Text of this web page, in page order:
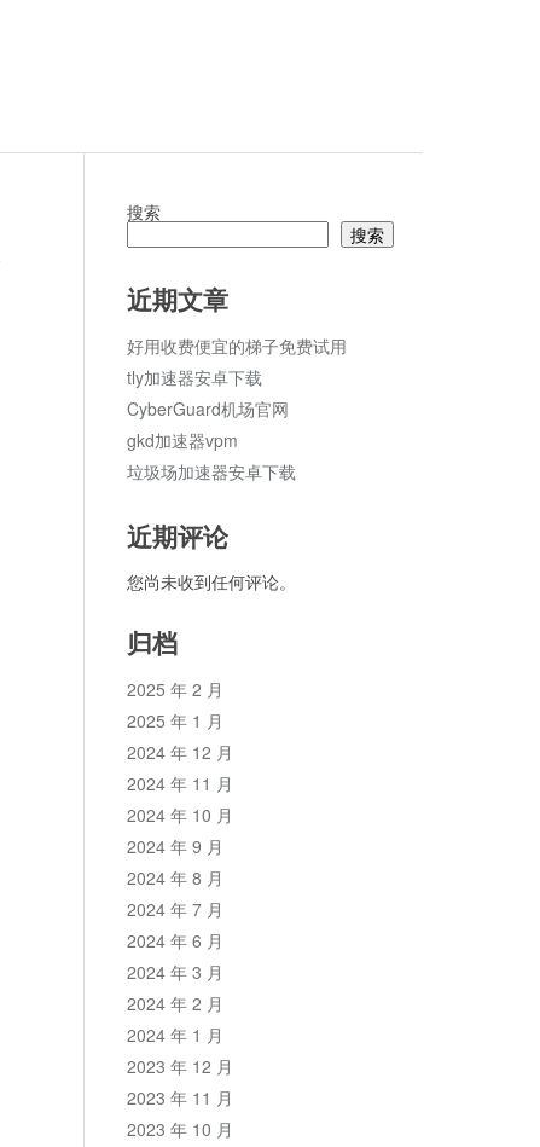
搜索
搜索
近期文章
好用收费便宜的梯子免费试用
tly加速器安卓下载
CyberGuard机场官网
gkd加速器vpm
垃圾场加速器安卓下载
近期评论
您尚未收到任何评论。
归档
2025 年 2 月
2025 年 1 月
2024 年 12 月
2024 年 11 月
2024 年 10 月
2024 年 9 月
2024 年 8 月
2024 年 7 月
2024 年 6 月
2024 年 3 月
2024 年 2 月
2024 年 1 月
2023 年 12 月
2023 年 11 月
2023 年 10 月